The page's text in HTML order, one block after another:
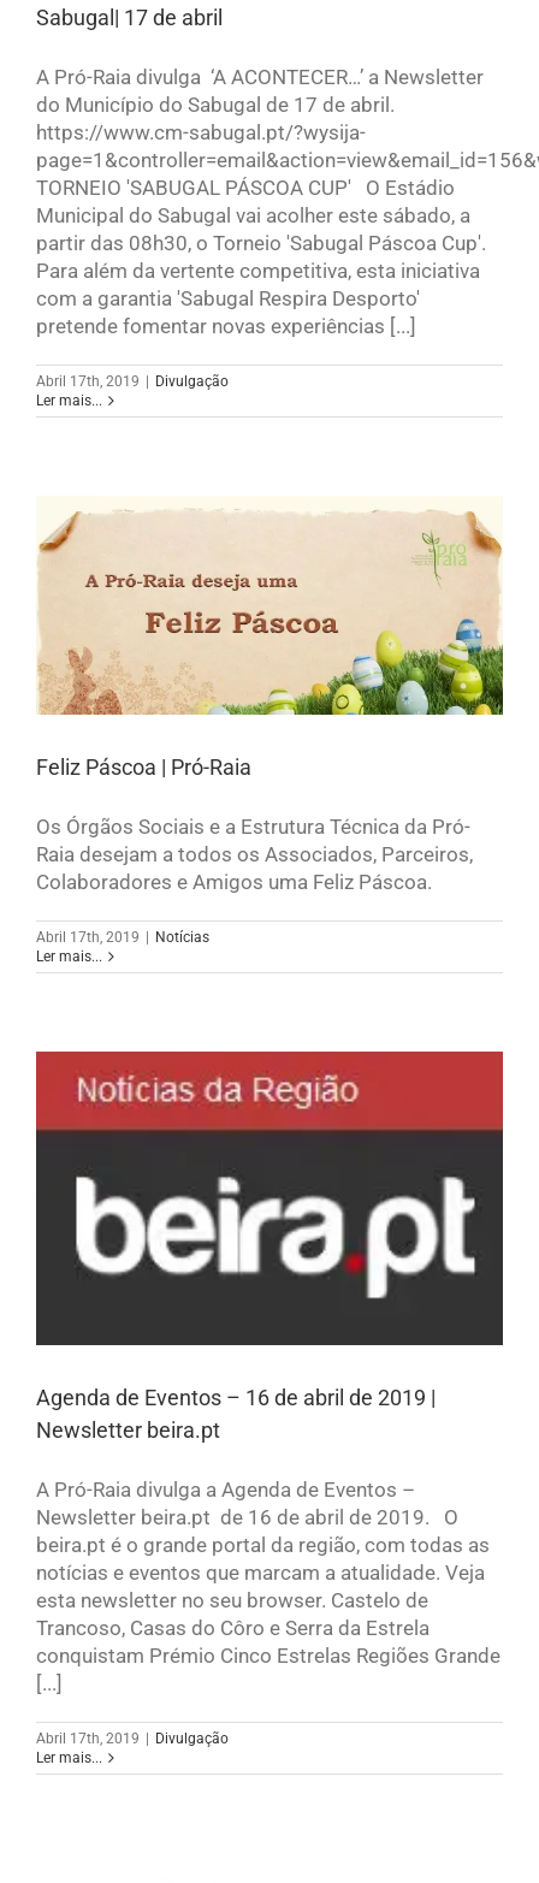
Sabugal| 17 de abril
A Pró-Raia divulga ‘A ACONTECER…’ a Newsletter
do Município do Sabugal de 17 de abril.
https://www.cm-sabugal.pt/?wysija-
TORNEIO 'SABUGAL PÁSCOA CUP' O Estádio
Municipal do Sabugal vai acolher este sábado, a
partir das 08h30, o Torneio 'Sabugal Páscoa Cup'.
Para além da vertente competitiva, esta iniciativa
com a garantia 'Sabugal Respira Desporto'
pretende fomentar novas experiências [...]
Abril 17th, 2019
Divulgação
Ler mais...
Feliz Páscoa | Pró-Raia
Os Órgãos Sociais e a Estrutura Técnica da Pró-
Raia desejam a todos os Associados, Parceiros,
Colaboradores e Amigos uma Feliz Páscoa.
Abril 17th, 2019 | Notícias
Ler mais...
Agenda de Eventos – 16 de abril de 2019 |
Newsletter beira.pt
A Pró-Raia divulga a Agenda de Eventos –
Newsletter beira.pt de 16 de abril de 2019. O
beira.pt é o grande portal da região, com todas as
notícias e eventos que marcam a atualidade. Veja
esta newsletter no seu browser. Castelo de
Trancoso, Casas do Côro e Serra da Estrela
conquistam Prémio Cinco Estrelas Regiões Grande
[...]
Abril 17th, 2019
Divulgação
Ler mais...